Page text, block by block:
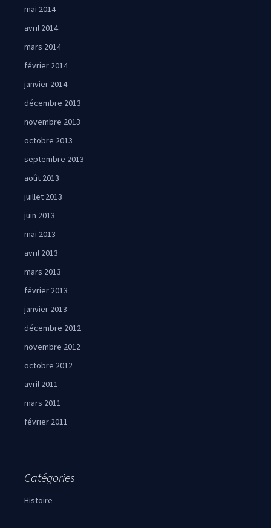
mai 2014
avril 2014
mars 2014
février 2014
janvier 2014
décembre 2013
novembre 2013
octobre 2013
septembre 2013
août 2013
juillet 2013
juin 2013
mai 2013
avril 2013
mars 2013
février 2013
janvier 2013
décembre 2012
novembre 2012
octobre 2012
avril 2011
mars 2011
février 2011
Catégories
Histoire